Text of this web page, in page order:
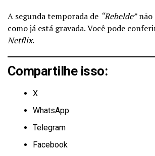
A segunda temporada de “Rebelde”não
como já está gravada. Você pode
Netflix.
Compartilhe isso:
X
WhatsApp
Telegram
Facebook